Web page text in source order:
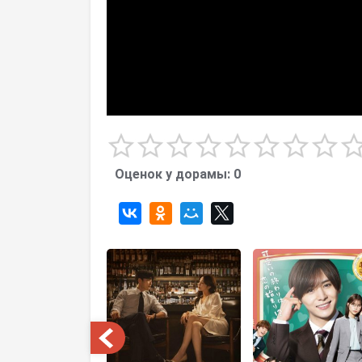
Оценок у дорамы: 0